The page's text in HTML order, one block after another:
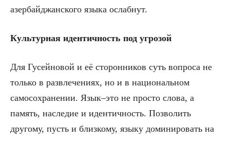
азербайджанского языка ослабнут.
Культурная идентичность под угрозой
Для Гусейновой и её сторонников суть вопроса не
только в развлечениях, но и в национальном
самосохранении. Язык–это не просто слова, а
память, наследие и идентичность. Позволить
другому, пусть и близкому, языку доминировать на